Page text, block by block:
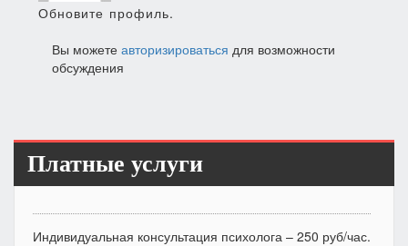
Обновите профиль.
Вы можете авторизироваться для возможности
обсуждения
Платные услуги
Индивидуальная консультация психолога – 250 руб/час.